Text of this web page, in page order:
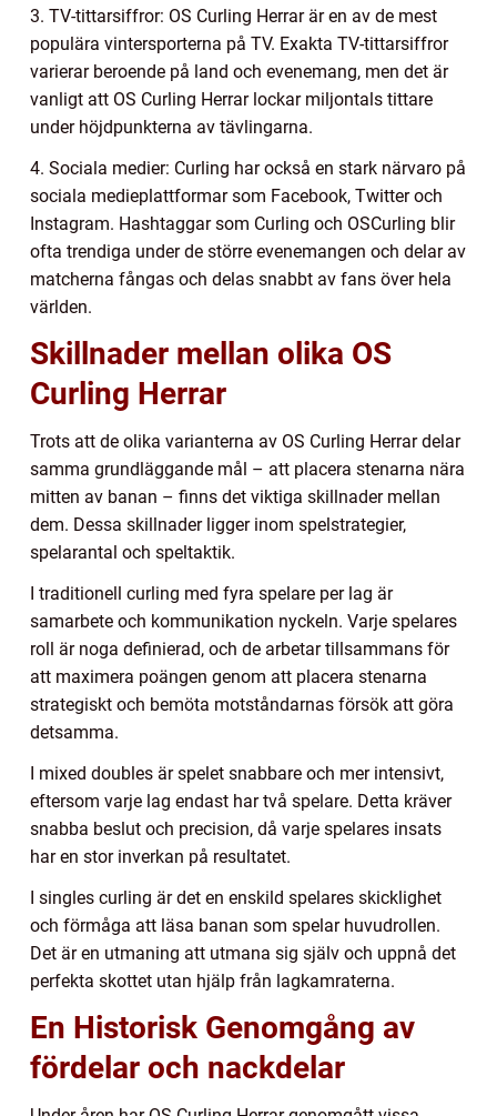
3. TV-tittarsiffror: OS Curling Herrar är en av de mest
populära vintersporterna på TV. Exakta TV-tittarsiffror
varierar beroende på land och evenemang, men det är
vanligt att OS Curling Herrar lockar miljontals tittare
under höjdpunkterna av tävlingarna.
4. Sociala medier: Curling har också en stark närvaro på
sociala medieplattformar som Facebook, Twitter och
Instagram. Hashtaggar som Curling och OSCurling blir
ofta trendiga under de större evenemangen och delar av
matcherna fångas och delas snabbt av fans över hela
världen.
Skillnader mellan olika OS
Curling Herrar
Trots att de olika varianterna av OS Curling Herrar delar
samma grundläggande mål – att placera stenarna nära
mitten av banan – finns det viktiga skillnader mellan
dem. Dessa skillnader ligger inom spelstrategier,
spelarantal och speltaktik.
I traditionell curling med fyra spelare per lag är
samarbete och kommunikation nyckeln. Varje spelares
roll är noga definierad, och de arbetar tillsammans för
att maximera poängen genom att placera stenarna
strategiskt och bemöta motståndarnas försök att göra
detsamma.
I mixed doubles är spelet snabbare och mer intensivt,
eftersom varje lag endast har två spelare. Detta kräver
snabba beslut och precision, då varje spelares insats
har en stor inverkan på resultatet.
I singles curling är det en enskild spelares skicklighet
och förmåga att läsa banan som spelar huvudrollen.
Det är en utmaning att utmana sig själv och uppnå det
perfekta skottet utan hjälp från lagkamraterna.
En Historisk Genomgång av
fördelar och nackdelar